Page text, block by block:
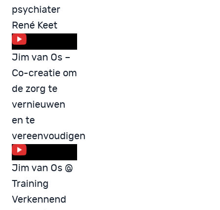
psychiater
René Keet
Jim van Os –
Co-creatie om
de zorg te
vernieuwen
en te
vereenvoudigen
Jim van Os @
Training
Verkennend